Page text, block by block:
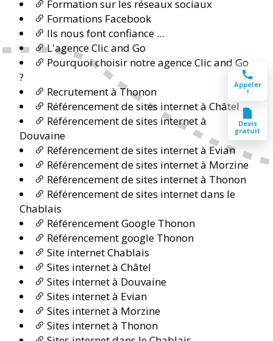
Formation sur les réseaux sociaux
Formations Facebook
Ils nous font confiance ...
L'agence Clic and Go
Pourquoi choisir notre agence Clic and Go
?
Recrutement à Thonon
Référencement de sites internet à Châtel
Référencement de sites internet à
Douvaine
Référencement de sites internet à Evian
Référencement de sites internet à Morzine
Référencement de sites internet à Thonon
Référencement de sites internet dans le
Chablais
Référencement Google Thonon
Référencement google Thonon
Site internet Chablais
Sites internet à Châtel
Sites internet à Douvaine
Sites internet à Evian
Sites internet à Morzine
Sites internet à Thonon
Appeler
!
Devis
gratuit